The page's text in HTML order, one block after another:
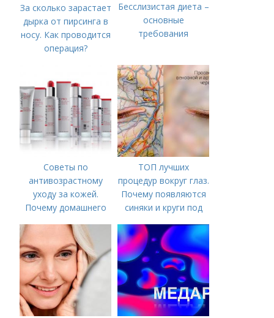
За сколько зарастает
дырка от пирсинга в
носу. Как проводится
операция?
Бесслизистая диета –
основные
требования
Советы по
антивозрастному
уходу за кожей.
Почему домашнего
ТОП лучших
процедур вокруг глаз.
Почему появляются
синяки и круги под